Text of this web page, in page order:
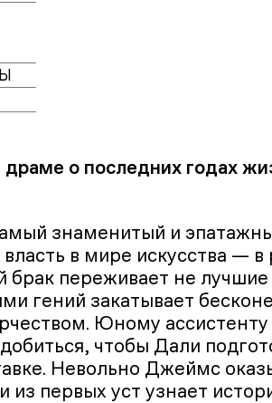
о последних годах
знаменитый и
в мире искусства — в
переживает не
гений закатывает
Юному
чтобы Дали
Невольно Джеймс
из первых уст узнает